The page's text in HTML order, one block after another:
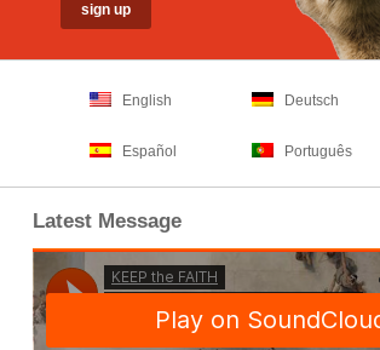
English Deutsch
Español Português
Latest Message